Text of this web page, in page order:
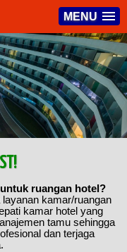
MENU
ruangan hotel?
kamar/ruangan
kamar hotel yang
tamu sehingga
dan terjaga